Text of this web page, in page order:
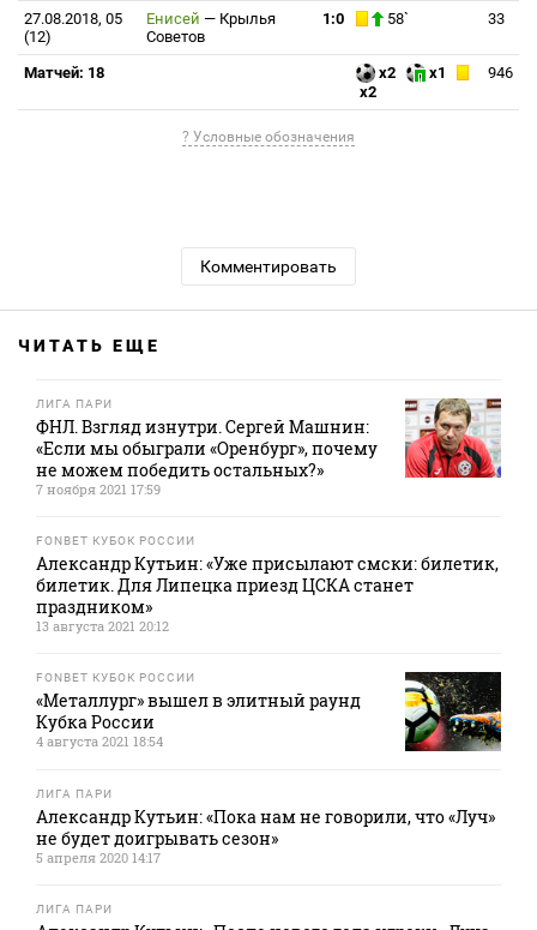
27.08.2018, 05
(12)
Енисей — Крылья
Советов
1:0 58` 33
Матчей: 18 x2
x1
x2
946
? Условные обозначения
Комментировать
ЧИТАТЬ ЕЩЕ
ЛИГА ПАРИ
ФНЛ. Взгляд изнутри. Сергей Машнин:
«Если мы обыграли «Оренбург», почему
не можем победить остальных?»
7 ноября 2021 17:59
FONBET КУБОК РОССИИ
Александр Кутьин: «Уже присылают смски: билетик,
билетик. Для Липецка приезд ЦСКА станет
праздником»
13 августа 2021 20:12
FONBET КУБОК РОССИИ
«Металлург» вышел в элитный раунд
Кубка России
4 августа 2021 18:54
ЛИГА ПАРИ
Александр Кутьин: «Пока нам не говорили, что «Луч»
не будет доигрывать сезон»
5 апреля 2020 14:17
ЛИГА ПАРИ